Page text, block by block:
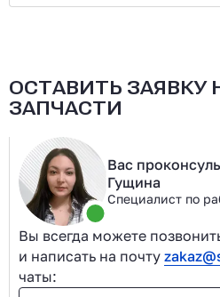
ОСТАВИТЬ ЗАЯВКУ
ЗАПЧАСТИ
Вас
Гущина
Специалист по
Вы всегда можете
и написать на почту
чаты: